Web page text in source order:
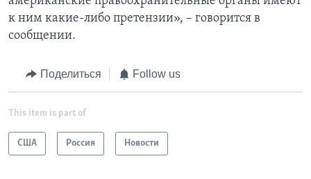
к ним какие-либо претензии», – говорится в
сообщении.
Поделиться Follow us
This item is part of
США Россия Новости